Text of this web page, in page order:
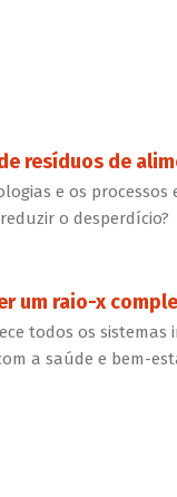
resíduos de
e os
o desperdício?
um raio-x
todos os
a saúde e bem-